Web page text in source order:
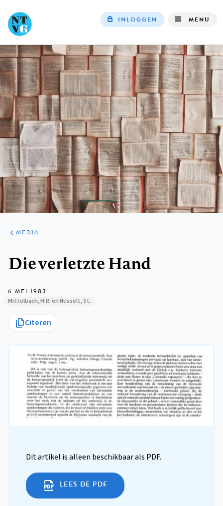
navigation
INLOGGEN MENU
ARTIKELEN
VARIA
MEDIA
Die verletzte Hand
6 MEI 1983
Mittelbach, H.R. en Nusselt, St.
Citeren
Dit artikel is alleen beschikbaar als PDF.
LEES DE PDF